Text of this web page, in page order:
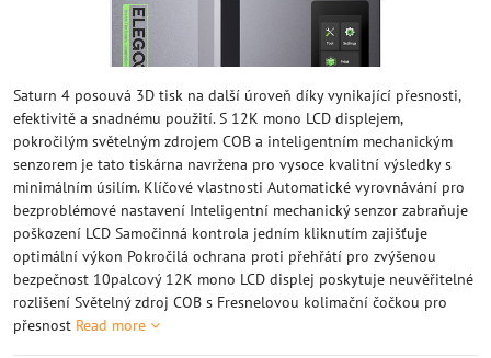
Saturn 4 posouvá 3D tisk na další úroveň díky vynikající přesnosti,
efektivitě a snadnému použití. S 12K mono LCD displejem,
pokročilým světelným zdrojem COB a inteligentním mechanickým
senzorem je tato tiskárna navržena pro vysoce kvalitní výsledky s
minimálním úsilím. Klíčové vlastnosti Automatické vyrovnávání pro
bezproblémové nastavení Inteligentní mechanický senzor zabraňuje
poškození LCD Samočinná kontrola jedním kliknutím zajišťuje
optimální výkon Pokročilá ochrana proti přehřátí pro zvýšenou
bezpečnost 10palcový 12K mono LCD displej poskytuje neuvěřitelné
rozlišení Světelný zdroj COB s Fresnelovou kolimační čočkou pro
přesnost Read more